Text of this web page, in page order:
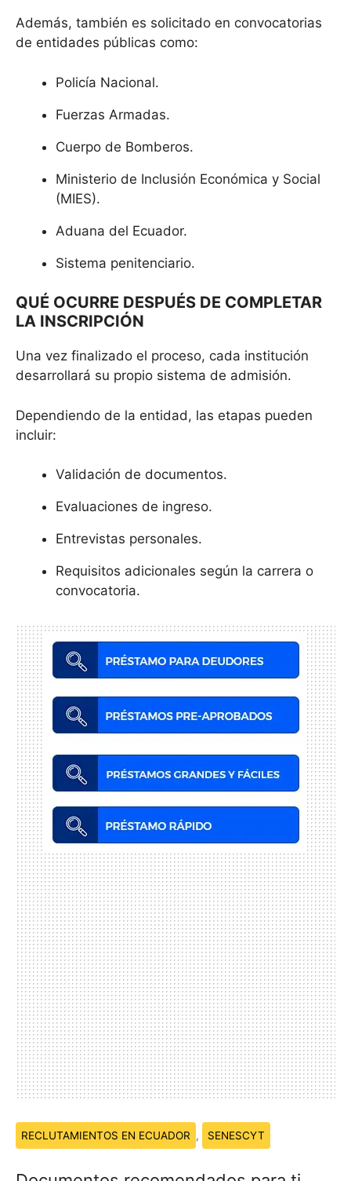
Además, también es solicitado en convocatorias
de entidades públicas como:
Policía Nacional.
Fuerzas Armadas.
Cuerpo de Bomberos.
Ministerio de Inclusión Económica y Social
(MIES).
Aduana del Ecuador.
Sistema penitenciario.
QUÉ OCURRE DESPUÉS DE COMPLETAR
LA INSCRIPCIÓN
Una vez finalizado el proceso, cada institución
desarrollará su propio sistema de admisión.
Dependiendo de la entidad, las etapas pueden
incluir:
Validación de documentos.
Evaluaciones de ingreso.
Entrevistas personales.
Requisitos adicionales según la carrera o
convocatoria.
Temas:
RECLUTAMIENTOS EN ECUADOR , SENESCYT